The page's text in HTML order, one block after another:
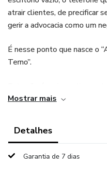
atrair clientes, de precificar
gerir a advocacia como um
É nesse ponto que nasce o
Terno”.
propósito.
Aqui você vai encontrar:
Mostrar mais
Detalhes
Garantia de 7 dias